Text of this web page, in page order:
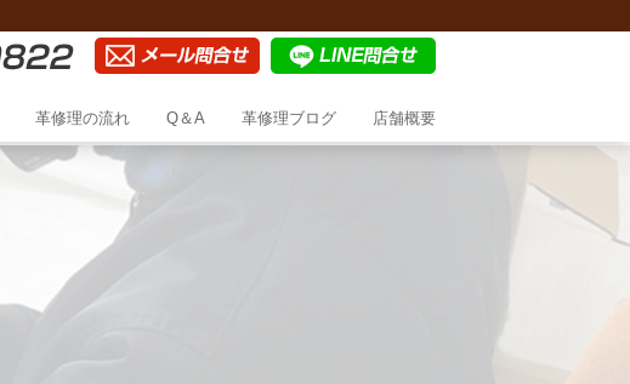
革修理の流れ Q＆A 革修理ブログ 店舗概要